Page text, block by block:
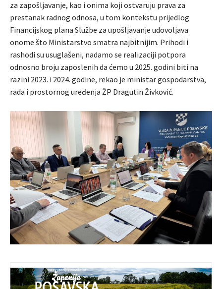
za zapošljavanje, kao i onima koji ostvaruju prava za
prestanak radnog odnosa, u tom kontekstu prijedlog
Financijskog plana Službe za upošljavanje udovoljava
onome što Ministarstvo smatra najbitnijim. Prihodi i
rashodi su usuglašeni, nadamo se realizaciji potpora
odnosno broju zaposlenih da ćemo u 2025. godini biti na
razini 2023. i 2024. godine, rekao je ministar gospodarstva,
rada i prostornog uređenja ŽP Dragutin Živković.